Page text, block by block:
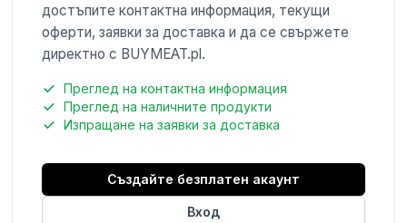
достъпите контактна информация, текущи
оферти, заявки за доставка и да се свържете
директно с BUYMEAT.pl.
Преглед на контактна информация
Преглед на наличните продукти
Изпращане на заявки за доставка
Създайте безплатен акаунт
Вход